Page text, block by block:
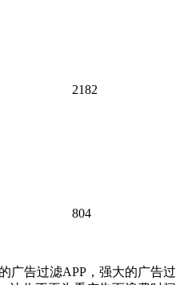
2182
804
广告过滤APP，强大的广告过